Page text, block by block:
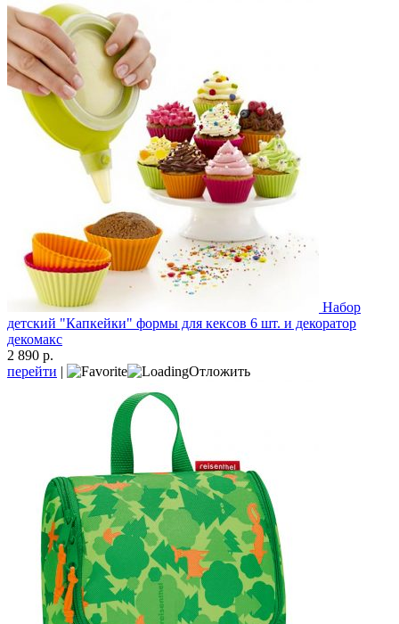
Набор
детский "Капкейки" формы для кексов 6 шт. и декоратор
декомакс
2 890 р.
перейти | Отложить